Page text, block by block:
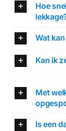
Hoe
Wat
Kan ik
Met
Is een